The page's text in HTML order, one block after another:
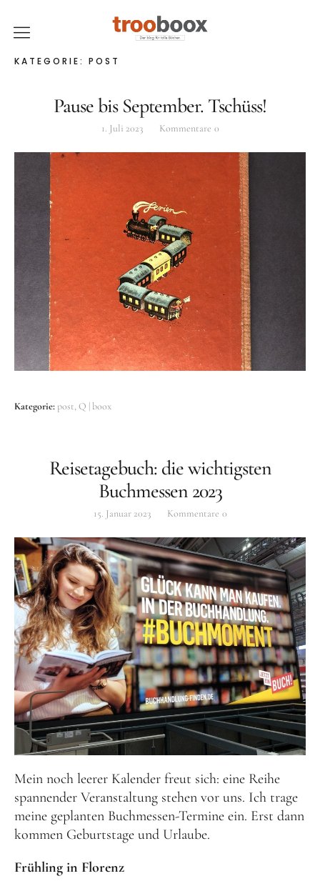
trooboox
Über trooboox
Newsletter
Kontakt
ÜBER TROOBOOX
Nichts gesucht, aber immer was gefunden! Bei
trooboox findest du die tollsten Tipps für Bücher,
die echt Freude bereiten.
KATEGORIE: POST
Pause bis September. Tschüss!
1. Juli 2023 Kommentare 0
Kategorie:post Q | boox
Reisetagebuch: die wichtigsten
Buchmessen 2023
15. Januar 2023 Kommentare 0
Mein noch leerer Kalender freut sich: eine Reihe
spannender Veranstaltung stehen vor uns. Ich trage
meine geplanten Buchmessen-Termine ein. Erst dann
kommen Geburtstage und Urlaube.
Frühling in Florenz